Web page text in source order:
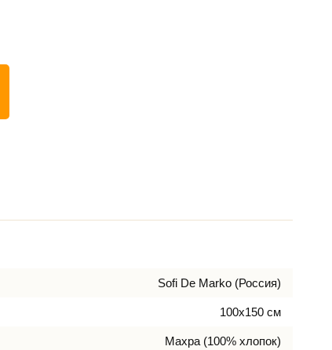
Sofi De Marko (Россия)
100х150 см
Махра (100% хлопок)